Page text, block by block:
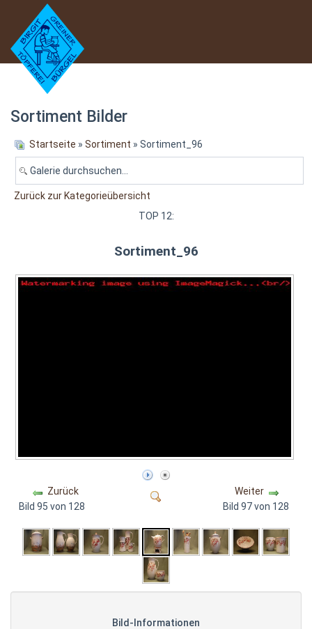
Sortiment Bilder
Startseite » Sortiment » Sortiment_96
Zurück zur Kategorieübersicht
TOP 12:
Sortiment_96
Zurück
Bild 95 von 128
Weiter
Bild 97 von 128
Bild-Informationen